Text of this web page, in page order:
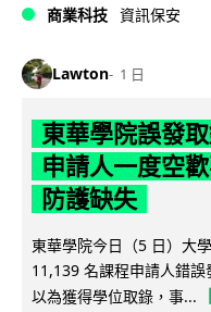
商業科技 資訊保安
Lawton 1 日
東華學院誤發
申請人一度空
防護缺失
東華學院今日（5 日）大
11,139 名課程申請人錯
以為獲得學位取錄，事...